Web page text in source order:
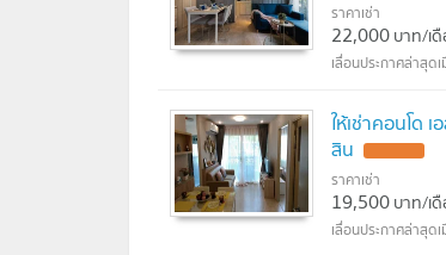
ราคาเช่า
22,000บาท/เ
ให้เช่าคอนโด
สิน
ราคาเช่า
19,500บาท/เ